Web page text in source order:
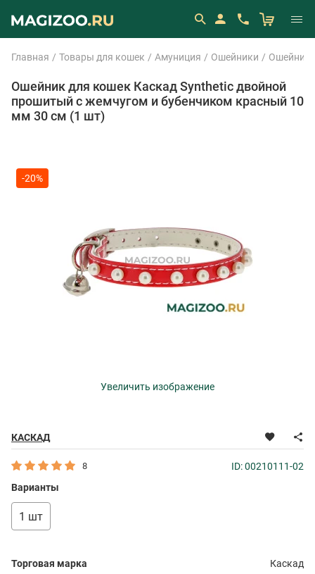
Главная Товары для кошек Амуниция Ошейники Ошейник
Ошейник для кошек Каскад Synthetic двойной
прошитый с жемчугом и бубенчиком красный 10
мм 30 см (1 шт)
КАСКАД
-20%
Увеличить изображение
8
ID: 00210111-02
Варианты
1 шт
Торговая марка
Каскад